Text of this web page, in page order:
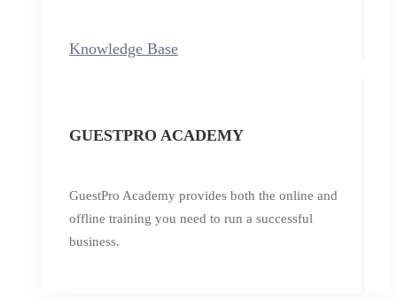
Knowledge Base
GUESTPRO ACADEMY
GuestPro Academy provides both the online and
offline training you need to run a successful
business.